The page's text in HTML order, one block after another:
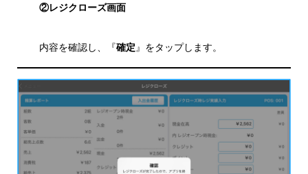
②レジクローズ画面
内容を確認し、『確定 』をタップします。